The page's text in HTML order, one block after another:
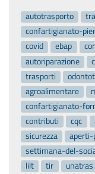
autotrasporto
confartigianato-
covid
ebap
autoriparazione
trasporti
agroalimentare
confartigianato-
contributi
cqc
sicurezza
settimana-del-
lilt
tir unatras